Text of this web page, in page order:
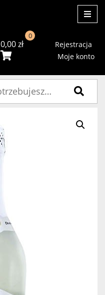
0,00zł
0
Rejestracja
Moje konto